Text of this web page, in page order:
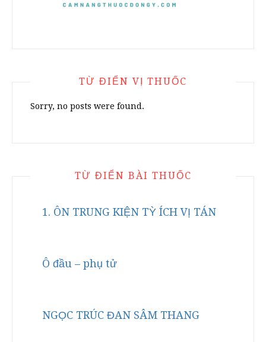
TỪ ĐIỂN VỊ THUỐC
Sorry, no posts were found.
TỪ ĐIỂN BÀI THUỐC
1. ÔN TRUNG KIỆN TỲ ÍCH VỊ TÁN
Ô đầu – phụ tử
NGỌC TRÚC ĐAN SÂM THANG